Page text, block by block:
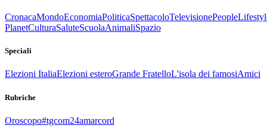
CronacaMondoEconomiaPoliticaSpettacoloTelevisionePeople
PlanetCulturaSaluteScuolaAnimaliSpazio
Speciali
Elezioni ItaliaElezioni esteroGrande FratelloL'isola dei famosiAmici
Rubriche
Oroscopo#tgcom24amarcord